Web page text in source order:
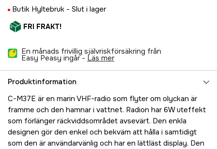
Butik Hyltebruk - Slut i lager
FRI FRAKT!
En månads frivillig självriskförsäkring från
Easy Peasy ingår - läs mer
Produktinformation
C-M37E är en marin VHF-radio som flyter om olyckan är
framme och den hamnar i vattnet. Radion har 6W uteffekt
som förlänger räckviddsområdet avsevärt. Den enkla
designen gör den enkel och bekväm att hålla i samtidigt
som den är användarvänlig och har en lättläst display. Den